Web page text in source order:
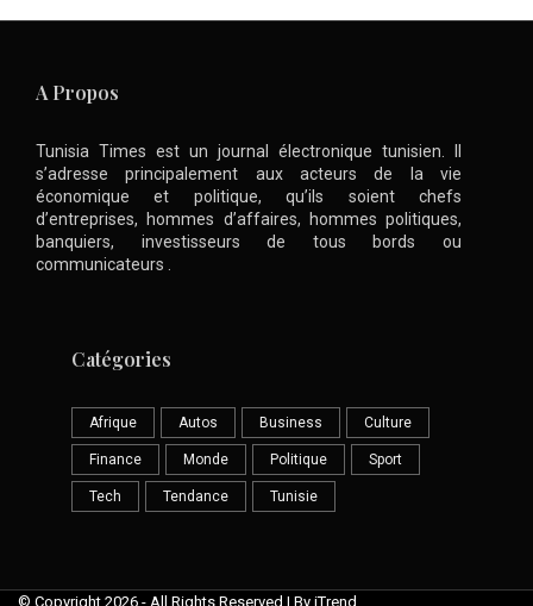
A Propos
Tunisia Times est un journal électronique tunisien. Il
s’adresse principalement aux acteurs de la vie
économique et politique, qu’ils soient chefs
d’entreprises, hommes d’affaires, hommes politiques,
banquiers, investisseurs de tous bords ou
communicateurs .
Catégories
Afrique Autos Business Culture
Finance Monde Politique Sport
Tech Tendance Tunisie
© Copyright 2026 - All Rights Reserved | By iTrend